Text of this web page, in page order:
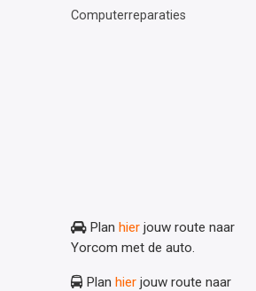
Computerreparaties
Plan hier jouw route naar
Yorcom met de auto.
Plan hier jouw route naar